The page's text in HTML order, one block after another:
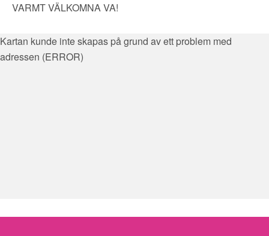
VARMT VÄLKOMNA VA!
Kartan kunde inte skapas på grund av ett problem med
adressen (ERROR)